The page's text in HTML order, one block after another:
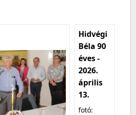
Hidvégi
Béla 90
éves -
2026.
április
13.
fotó: